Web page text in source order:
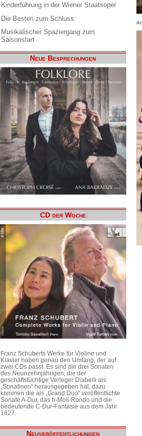
Kinderführung in der Wiener Staatsoper
Die Besten zum Schluss
Musikalischer Spaziergang zum
Saisonstart
Neue Besprechungen
CD der Woche
Franz Schuberts Werke für Violine und
Klavier haben genau den Umfang, der auf
zwei CDs passt. Es sind die drei Sonaten
des Neunzehnjährigen, die der
geschäftstüchtige Verleger Diabelli als
„Sonatinen“ herausgegeben hat, dazu
kommen die als „Grand Duo“ veröffentlichte
Sonate A-Dur, das h-Moll-Rondo und die
bedeutende C-Dur-Fantasie aus dem Jahr
1827.
Neuveröffentlichungen